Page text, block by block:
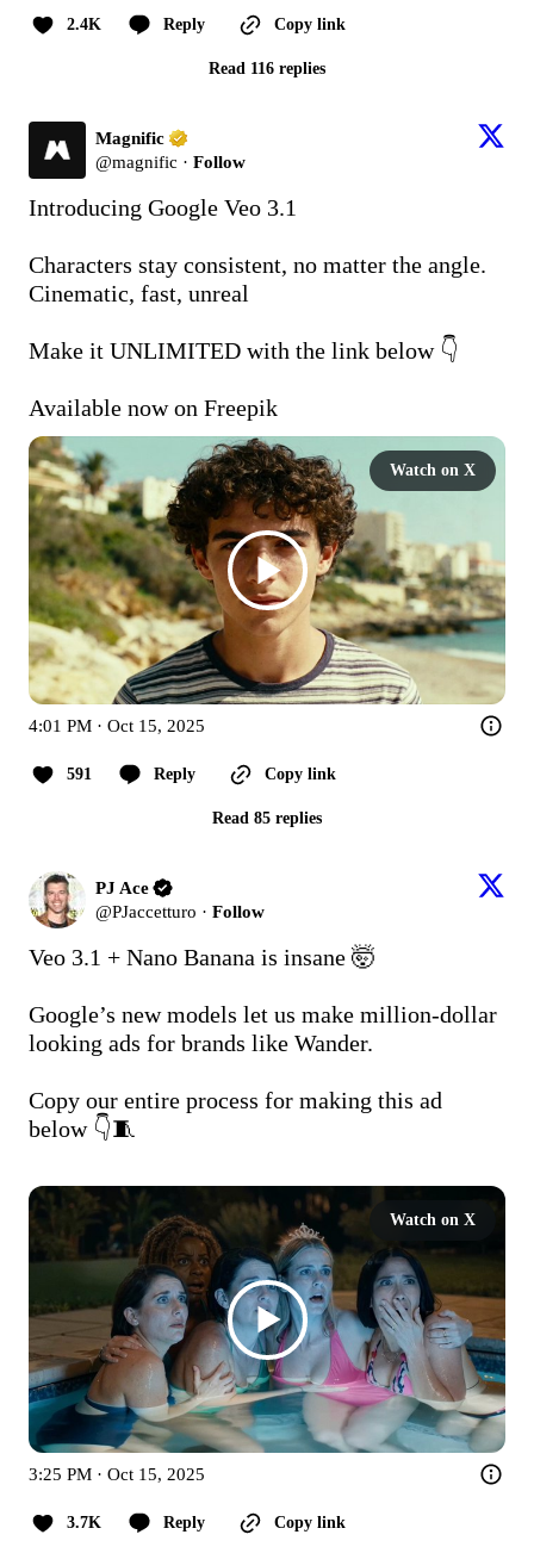
2.4K Reply Copy link
Read 116 replies
Magnific
@magnific · Follow
Introducing Google Veo 3.1
Characters stay consistent, no matter the angle.
Cinematic, fast, unreal
Make it UNLIMITED with the link below 👇
Available now on Freepik
Watch on X
4:01 PM · Oct 15, 2025
591 Reply Copy link
Read 85 replies
PJ Ace
@PJaccetturo · Follow
Veo 3.1 + Nano Banana is insane 🤯
Google’s new models let us make million-dollar
looking ads for brands like Wander.
Copy our entire process for making this ad
below 👇🧵
Watch on X
3:25 PM · Oct 15, 2025
3.7K Reply Copy link